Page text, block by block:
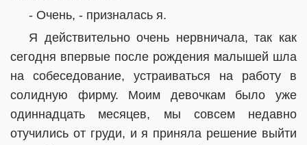
- Очень, - призналась я.
Я действительно очень нервничала, так как
сегодня впервые после рождения малышей шла
на собеседование, устраиваться на работу в
солидную фирму. Моим девочкам было уже
одиннадцать месяцев, мы совсем недавно
отучились от груди, и я приняла решение выйти